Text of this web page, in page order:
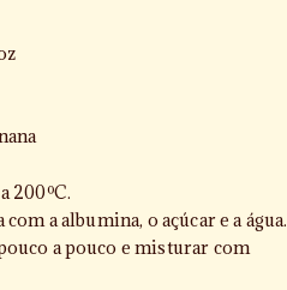
200ºC.
a albumina, o açúcar e a água.
a pouco e misturar com